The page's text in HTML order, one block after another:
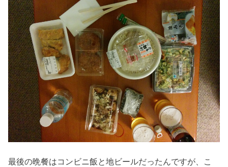
最後の晩餐はコンビニ飯と地ビールだったんですが、こ